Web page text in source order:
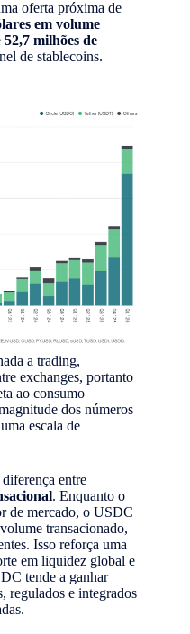
oferta próxima de
em volume
52,7 milhões de
de stablecoins.
a trading,
exchanges, portanto
ao consumo
dos números
escala de
entre
. Enquanto o
de mercado, o USDC
transacionado,
Isso reforça uma
em liquidez global e
tende a ganhar
regulados e integrados